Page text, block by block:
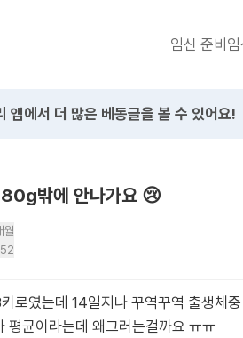
임신 준비임
앱에서 더 많은 베동글을 볼 수 있어요!
밖에 안나가요 😢
월
로였는데 14일지나 꾸역꾸역 출생체
평균이라는데 왜그러는걸까요 ㅠㅠ